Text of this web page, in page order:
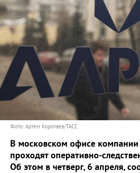
Фото: Артем Коротаев/ТАСС
В московском офисе компании
проходят оперативно-
Об этом в четверг, 6 апреля,